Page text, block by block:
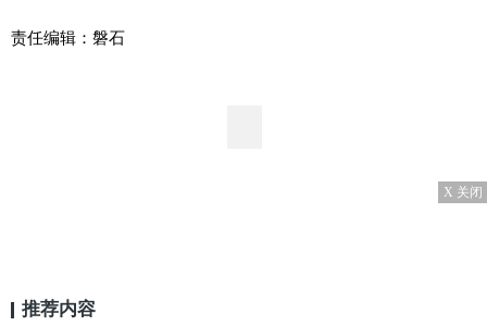
责任编辑：磐石
X 关闭
推荐内容